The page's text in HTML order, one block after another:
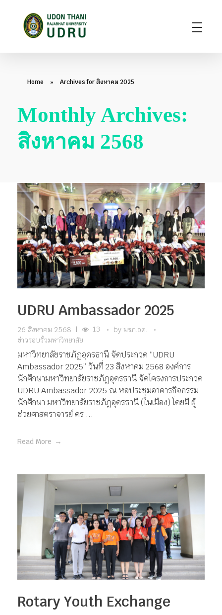
Home » Archives for สิงหาคม 2025
Monthly Archives:
สิงหาคม 2568
UDRU Ambassador 2025
26 สิงหาคม 2568 | 13 by มรภ.อด.
ข่าวรอบรั้วมหาวิทยาลัย
มหาวิทยาลัยราชภัฏอุดรธานี จัดประกวด “UDRU
Ambassador 2025” วันที่ 23 สิงหาคม 2568 องค์การ
นักศึกษามหาวิทยาลัยราชภัฏอุดรธานี จัดโครงการประกวด
UDRU Ambassador 2025 ณ หอประชุมอาคารกิจกรรม
นักศึกษา มหาวิทยาลัยราชภัฏอุดรธานี (ในเมือง) โดยมี ผู้
ช่วยศาสตราจารย์ ดร ...
Read More
Rotary Youth Exchange